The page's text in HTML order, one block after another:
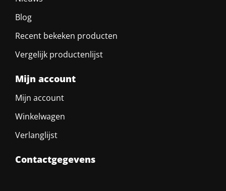
Blog
Recent bekeken producten
Vergelijk productenlijst
Mijn account
Mijn account
Winkelwagen
Verlanglijst
Contactgegevens